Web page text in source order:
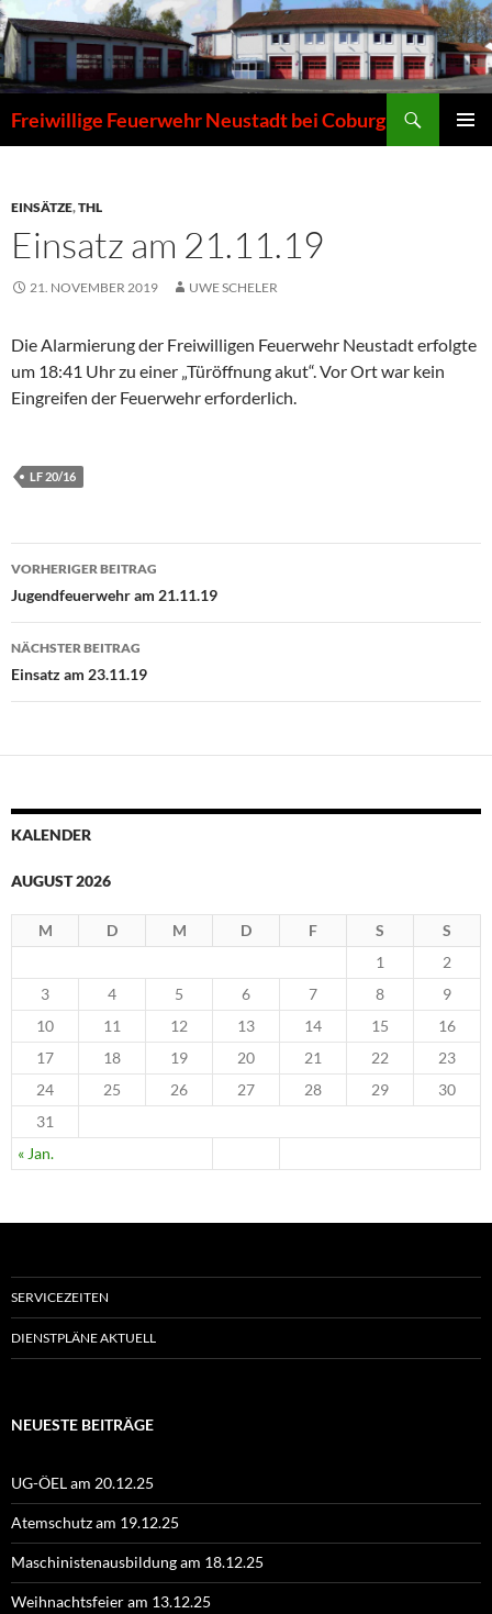
Zum
Inhalt
springen
Freiwillige Feuerwehr Neustadt bei Coburg
EINSÄTZE,THL
Einsatz am 21.11.19
21. NOVEMBER 2019 UWE SCHELER
Die Alarmierung der Freiwilligen Feuerwehr Neustadt erfolgte
um 18:41 Uhr zu einer „Türöffnung akut“. Vor Ort war kein
Eingreifen der Feuerwehr erforderlich.
LF 20/16
Beitragsnavigation
VORHERIGER BEITRAG
Jugendfeuerwehr am 21.11.19
NÄCHSTER BEITRAG
Einsatz am 23.11.19
KALENDER
AUGUST 2026
M D M D F S S
« Jan.
1
2
3
4 5 6 7 8
9
10
11 12 13 14 15
16
17
18 19 20 21 22
23
24
25 26 27 28 29
30
31
SERVICEZEITEN
DIENSTPLÄNE AKTUELL
NEUESTE BEITRÄGE
UG-ÖEL am 20.12.25
Atemschutz am 19.12.25
Maschinistenausbildung am 18.12.25
Weihnachtsfeier am 13.12.25